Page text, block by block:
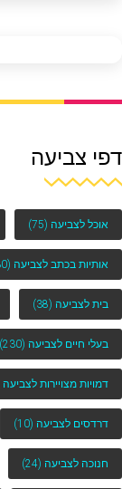
דפי צביעה
אוכל לצביעה (75)
אותיות בכתב לצביעה (30)
בית לצביעה (38)
בעלי חיים לצביעה (230)
דמויות מצויירות לצביעה
דרדסים לצביעה (10)
חנוכה לצביעה (24)